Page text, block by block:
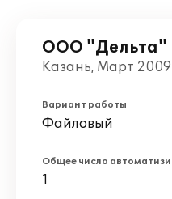
ООО "Дельта"
Казань, Март 2009
Вариант работы
Файловый
Общее число
1